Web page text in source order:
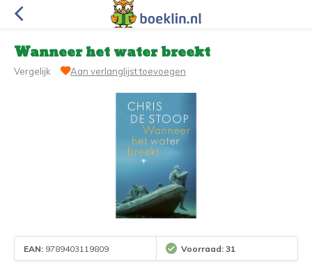
Wanneer het water breekt
Vergelijk Aan verlanglijst toevoegen
EAN: 9789403119809 Voorraad: 31